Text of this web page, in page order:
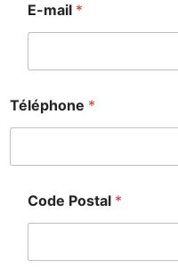
E-mail *
Téléphone *
Code Postal *